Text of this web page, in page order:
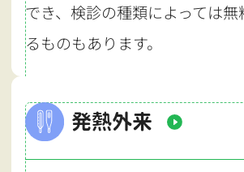
でき、検診の種類によっては
るものもあります。
発熱外来